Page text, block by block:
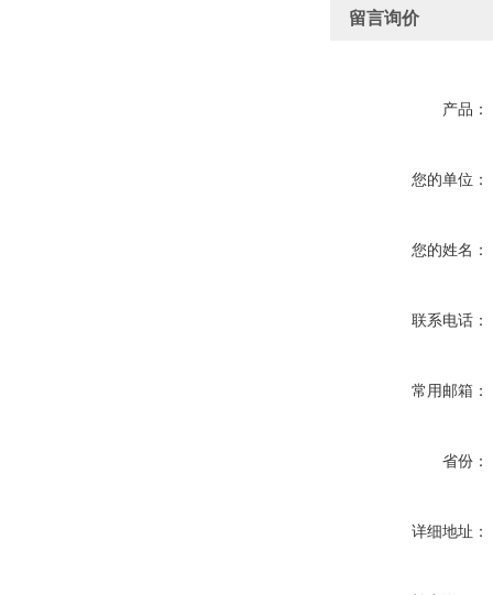
留言询价
产品：
您的单位：
您的姓名：
联系电话：
常用邮箱：
省份：
详细地址：